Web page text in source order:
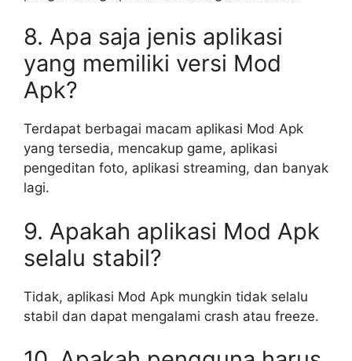
8. Apa saja jenis aplikasi
yang memiliki versi Mod
Apk?
Terdapat berbagai macam aplikasi Mod Apk
yang tersedia, mencakup game, aplikasi
pengeditan foto, aplikasi streaming, dan banyak
lagi.
9. Apakah aplikasi Mod Apk
selalu stabil?
Tidak, aplikasi Mod Apk mungkin tidak selalu
stabil dan dapat mengalami crash atau freeze.